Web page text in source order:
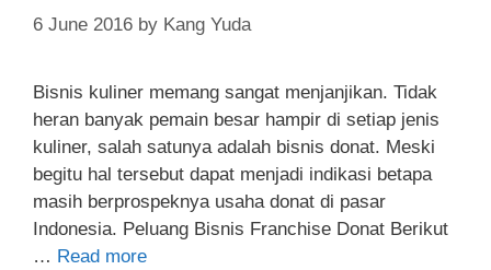
6 June 2016 by Kang Yuda
Bisnis kuliner memang sangat menjanjikan. Tidak
heran banyak pemain besar hampir di setiap jenis
kuliner, salah satunya adalah bisnis donat. Meski
begitu hal tersebut dapat menjadi indikasi betapa
masih berprospeknya usaha donat di pasar
Indonesia. Peluang Bisnis Franchise Donat Berikut
… Read more